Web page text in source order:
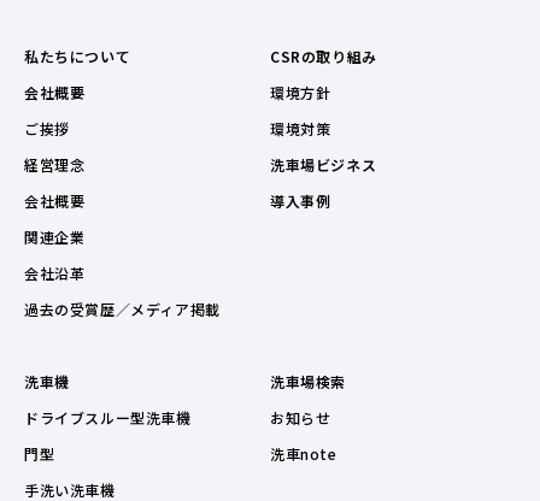
私たちについて
会社概要
ご挨拶
経営理念
会社概要
関連企業
会社沿革
過去の受賞歴／メディア掲載
CSRの取り組み
環境方針
環境対策
洗車場ビジネス
導入事例
洗車機
ドライブスルー型洗車機
門型
手洗い洗車機
洗車場検索
お知らせ
洗車note